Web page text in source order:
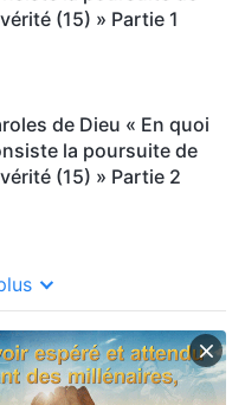
(15) » Partie 1
de Dieu « En quoi
la poursuite de
(15) » Partie 2